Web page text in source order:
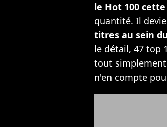
le Hot 100
quantité. Il
titres au sein
le détail, 47 top
tout
n'en compte